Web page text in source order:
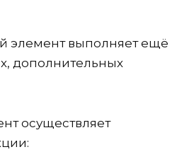
элемент выполняет ещё
дополнительных
осуществляет